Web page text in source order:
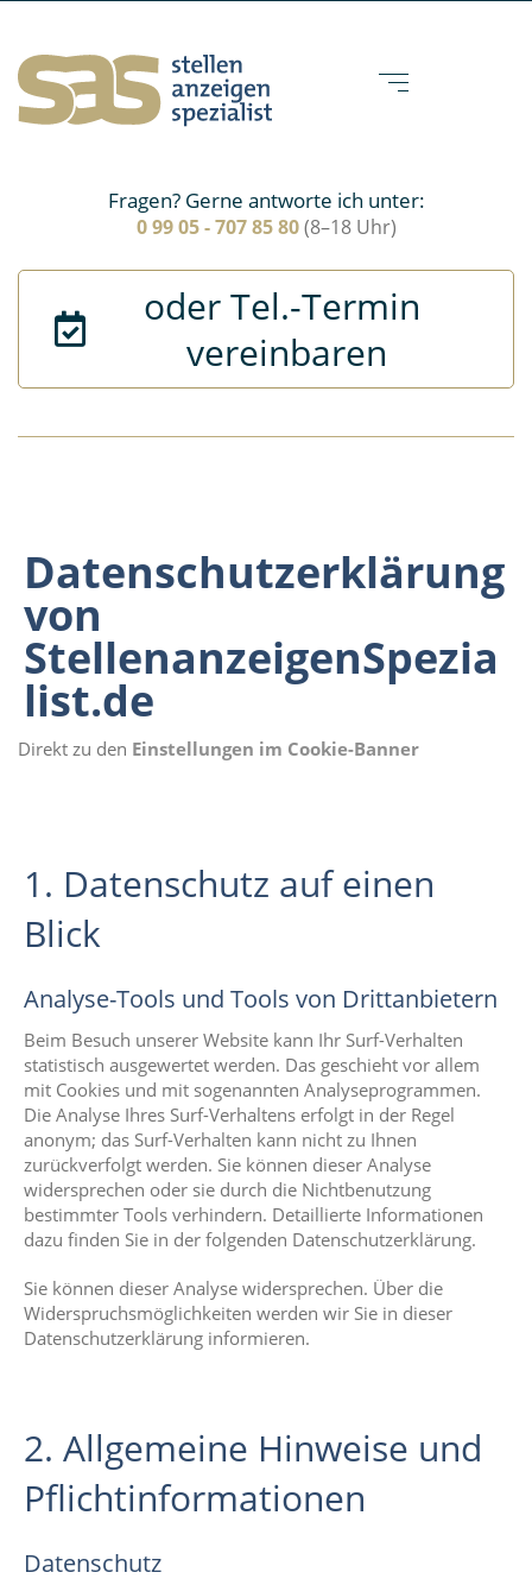
Fragen? Gerne antworte ich unter:
0 99 05 - 707 85 80 (8–18 Uhr)
oder Tel.-Termin
vereinbaren
Datenschutzerklärung
von
StellenanzeigenSpezia
list.de
Direkt zu den Einstellungen im Cookie-Banner
1. Datenschutz auf einen
Blick
Analyse-Tools und Tools von Drittanbietern
Beim Besuch unserer Website kann Ihr Surf-Verhalten
statistisch ausgewertet werden. Das geschieht vor allem
mit Cookies und mit sogenannten Analyseprogrammen.
Die Analyse Ihres Surf-Verhaltens erfolgt in der Regel
anonym; das Surf-Verhalten kann nicht zu Ihnen
zurückverfolgt werden. Sie können dieser Analyse
widersprechen oder sie durch die Nichtbenutzung
bestimmter Tools verhindern. Detaillierte Informationen
dazu finden Sie in der folgenden Datenschutzerklärung.
Sie können dieser Analyse widersprechen. Über die
Widerspruchsmöglichkeiten werden wir Sie in dieser
Datenschutzerklärung informieren.
2. Allgemeine Hinweise und
Pflichtinformationen
Datenschutz